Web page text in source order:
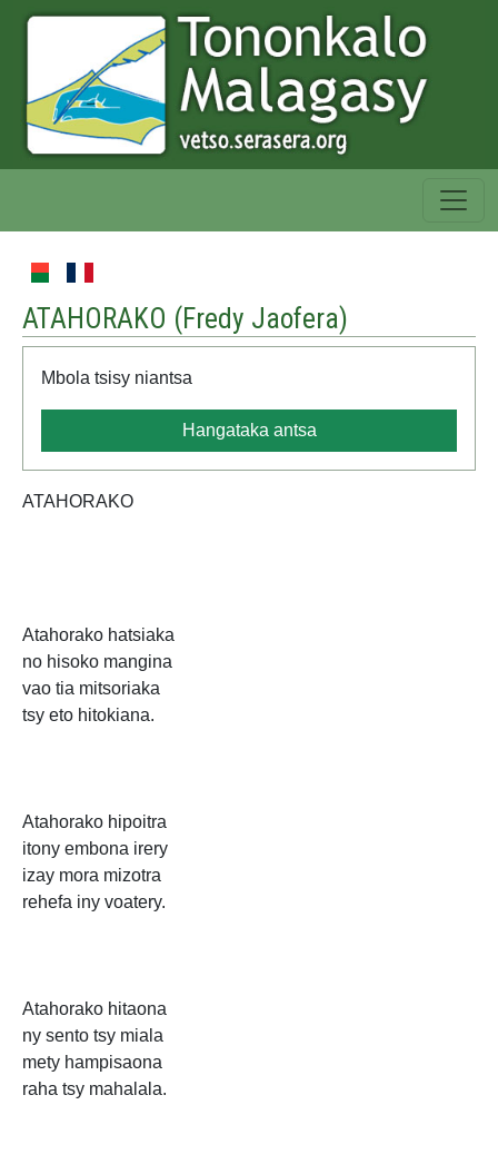
ATAHORAKO (Fredy Jaofera)
Mbola tsisy niantsa
Hangataka antsa
ATAHORAKO
Atahorako hatsiaka
no hisoko mangina
vao tia mitsoriaka
tsy eto hitokiana.
Atahorako hipoitra
itony embona irery
izay mora mizotra
rehefa iny voatery.
Atahorako hitaona
ny sento tsy miala
mety hampisaona
raha tsy mahalala.